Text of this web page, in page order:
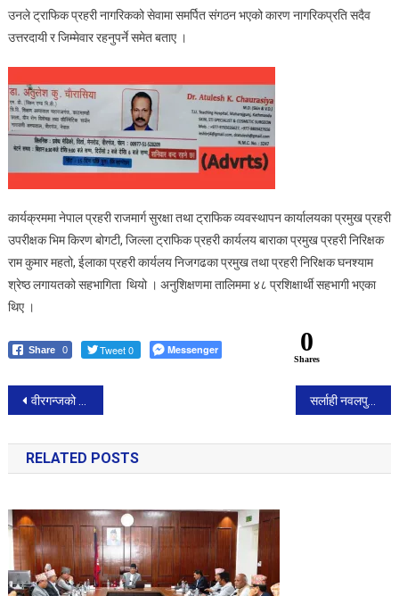
उनले ट्राफिक प्रहरी नागरिकको सेवामा समर्पित संगठन भएको कारण नागरिकप्रति सदैव
उत्तरदायी र जिम्मेवार रहनुपर्ने समेत बताए ।
कार्यक्रममा नेपाल प्रहरी राजमार्ग सुरक्षा तथा ट्राफिक व्यवस्थापन कार्यालयका प्रमुख प्रहरी
उपरीक्षक भिम किरण बोगटी, जिल्ला ट्राफिक प्रहरी कार्यलय बाराका प्रमुख प्रहरी निरिक्षक
राम कुमार महतो, ईलाका प्रहरी कार्यलय निजगढका प्रमुख तथा प्रहरी निरिक्षक घनश्याम
श्रेष्ठ लगायतको सहभागिता थियो । अनुशिक्षणमा तालिममा ४८ प्रशिक्षार्थी सहभागी भएका
थिए ।
Share 0 Tweet 0 Messenger 0
Shares
Post
navigation
वीरगन्जको बालसुधार गृहको पूर्वाधार अत्यन्तै दयनीय सर्लाही नवलपुरमा बस र ट्रक ठोक्किँदा कैयौं यात्रु घाइते
RELATED POSTS